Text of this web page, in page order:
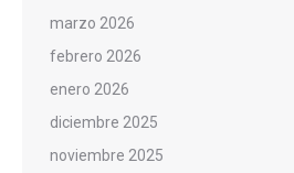
marzo 2026
febrero 2026
enero 2026
diciembre 2025
noviembre 2025